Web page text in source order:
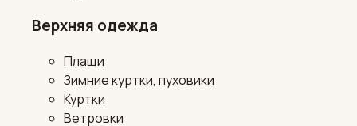
Верхняя одежда
Плащи
Зимние куртки, пуховики
Куртки
Ветровки